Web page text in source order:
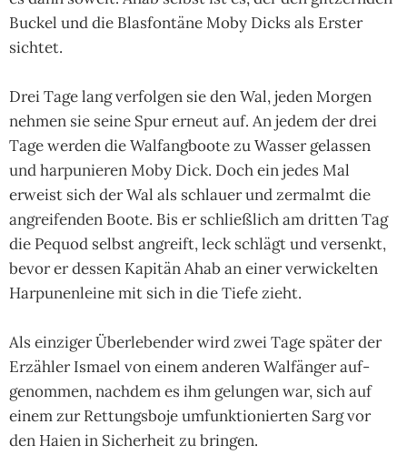
Buckel und die Blas­fon­täne Moby Dicks als Ers­ter
sich­tet.
Drei Tage lang ver­fol­gen sie den Wal, jeden Mor­gen
neh­men sie seine Spur erneut auf. An jedem der drei
Tage wer­den die Wal­fang­boote zu Was­ser gelas­sen
und har­punie­ren Moby Dick. Doch ein jedes Mal
erweist sich der Wal als schlauer und zer­malmt die
angrei­fen­den Boote. Bis er schließ­lich am drit­ten Tag
die Pequod selbst angreift, leck schlägt und ver­senkt,
bevor er des­sen Kapi­tän Ahab an einer ver­wickel­ten
Har­punen­leine mit sich in die Tiefe zieht.
Als ein­zi­ger Über­leben­der wird zwei Tage spä­ter der
Erzäh­ler Ismael von einem ande­ren Wal­fän­ger auf­
genom­men, nach­dem es ihm gelun­gen war, sich auf
einem zur Ret­tungs­boje umfunk­tio­nier­ten Sarg vor
den Haien in Sicher­heit zu brin­gen.